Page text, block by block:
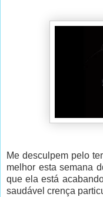
Me desculpem pelo
melhor esta semana
que ela está
saudável crença